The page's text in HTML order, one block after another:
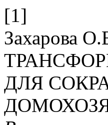
[1]
Захарова
ДЛЯ